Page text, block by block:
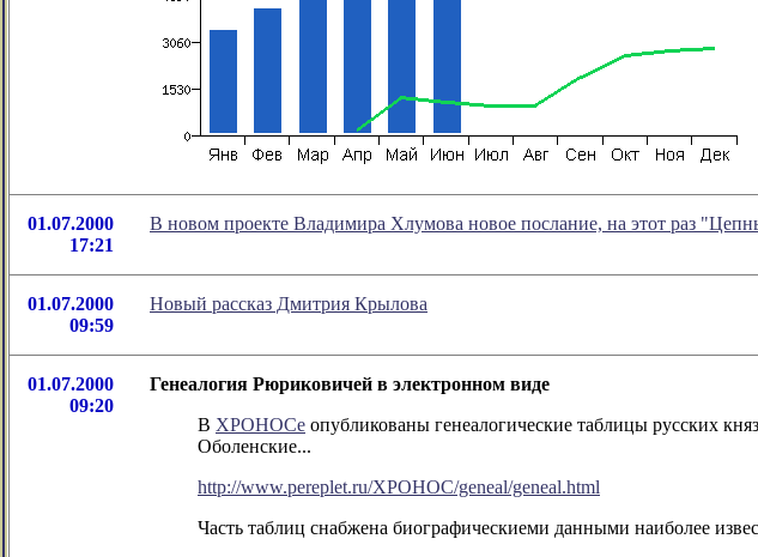
01.07.2000
17:21
В новом проекте Владимира Хлумова новое послание, на этот раз
01.07.2000
09:59
Новый рассказ Дмитрия Крылова
01.07.2000
09:20
Генеалогия Рюриковичей в электронном виде
В ХРОНОСе опубликованы генеалогические таблицы русских
Оболенские...
http://www.pereplet.ru/XPOHOC/geneal/geneal.html
Часть таблиц снабжена биографическиеми данными наиболее